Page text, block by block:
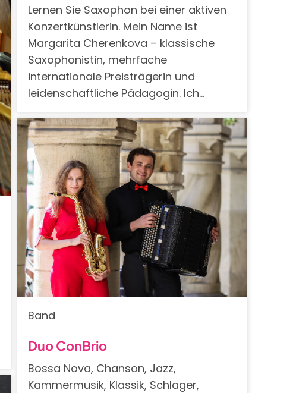
Lernen Sie Saxophon bei einer aktiven
Konzertkünstlerin. Mein Name ist
Margarita Cherenkova – klassische
Saxophonistin, mehrfache
internationale Preisträgerin und
leidenschaftliche Pädagogin. Ich…
Band
Duo ConBrio
Bossa Nova, Chanson, Jazz,
Kammermusik, Klassik, Schlager,